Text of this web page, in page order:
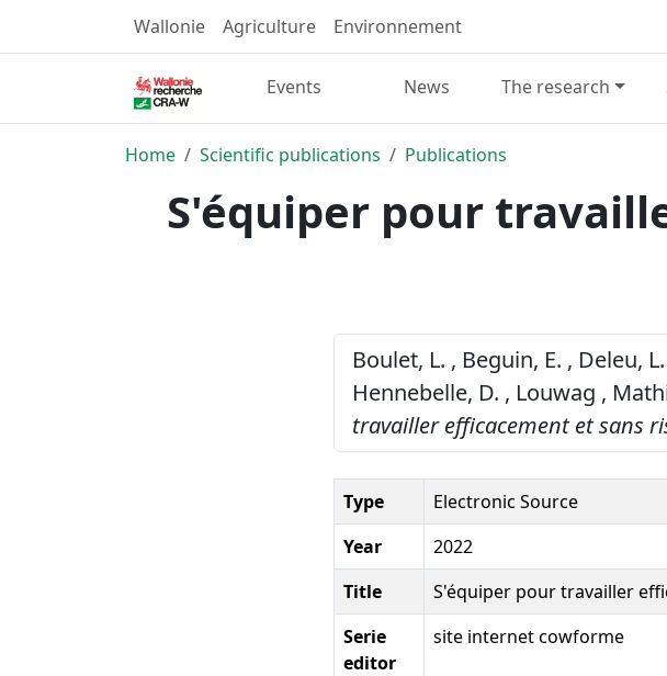
Wallonie Agriculture Environnement
Events News The research
Home Scientific publications Publications
S'équiper pour
Boulet, L. , Beguin, E. , Deleu,
Hennebelle, D. , Louwag ,
travailler efficacement et sans
Type
Electronic Source
Year
2022
Title
S'équiper pour travailler
Serie
editor
site internet cowforme